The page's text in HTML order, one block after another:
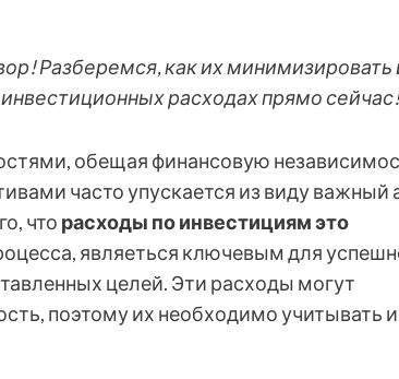
Разберемся, как их минимизировать
расходах прямо сейчас!
обещая финансовую
часто упускается из виду важный
что расходы по инвестициям это
являеться ключевым для
целей. Эти расходы могут
поэтому их необходимо учитывать и